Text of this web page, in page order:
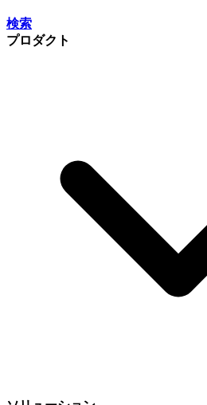
検索
プロダクト